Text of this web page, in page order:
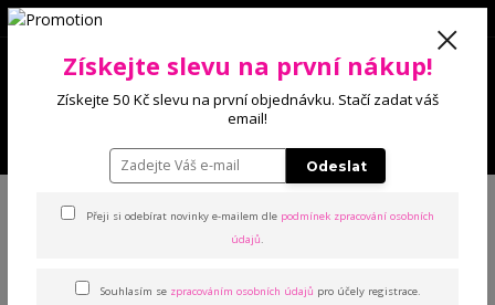
0 Kč
Získejte slevu na první nákup!
Získejte 50 Kč slevu na první objednávku. Stačí zadat váš
email!
Odeslat
Přeji si odebírat novinky e-mailem dle podmínek zpracování osobních
údajů.
Souhlasím se zpracováním osobních údajů pro účely registrace.